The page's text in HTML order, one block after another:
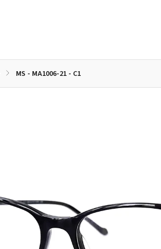
/ MS - MA1006-21 - C1